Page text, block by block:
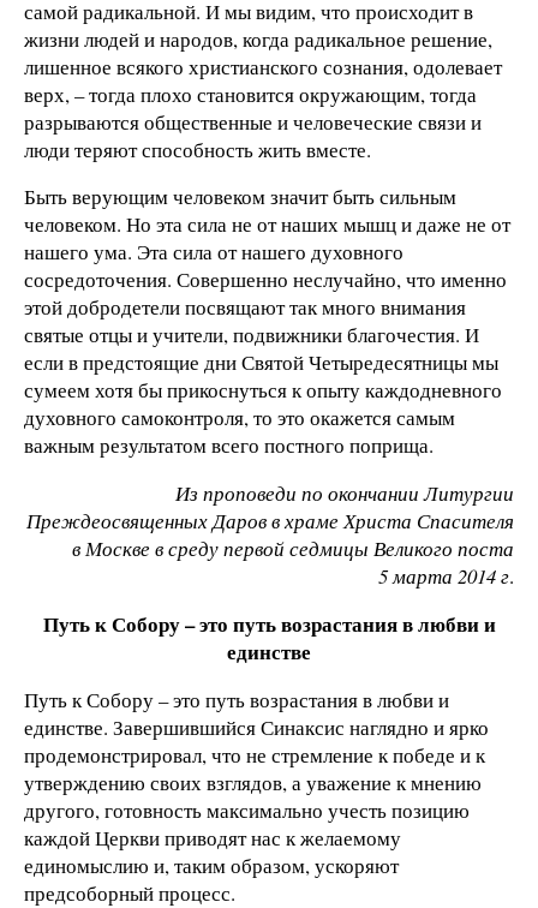
самой радикальной. И мы видим, что происходит в
жизни людей и народов, когда радикальное решение,
лишенное всякого христианского сознания, одолевает
верх, – тогда плохо становится окружающим, тогда
разрываются общественные и человеческие связи и
люди теряют способность жить вместе.
Быть верующим человеком значит быть сильным
человеком. Но эта сила не от наших мышц и даже не от
нашего ума. Эта сила от нашего духовного
сосредоточения. Совершенно неслучайно, что именно
этой добродетели посвящают так много внимания
святые отцы и учители, подвижники благочестия. И
если в предстоящие дни Святой Четыредесятницы мы
сумеем хотя бы прикоснуться к опыту каждодневного
духовного самоконтроля, то это окажется самым
важным результатом всего постного поприща.
Из проповеди по окончании Литургии
Преждеосвященных Даров в храме Христа Спасителя
в Москве в среду первой седмицы Великого поста
5 марта 2014 г.
Путь к Собору – это путь возрастания в любви и
единстве
Путь к Собору – это путь возрастания в любви и
единстве. Завершившийся Синаксис наглядно и ярко
продемонстрировал, что не стремление к победе и к
утверждению своих взглядов, а уважение к мнению
другого, готовность максимально учесть позицию
каждой Церкви приводят нас к желаемому
единомыслию и, таким образом, ускоряют
предсоборный процесс.